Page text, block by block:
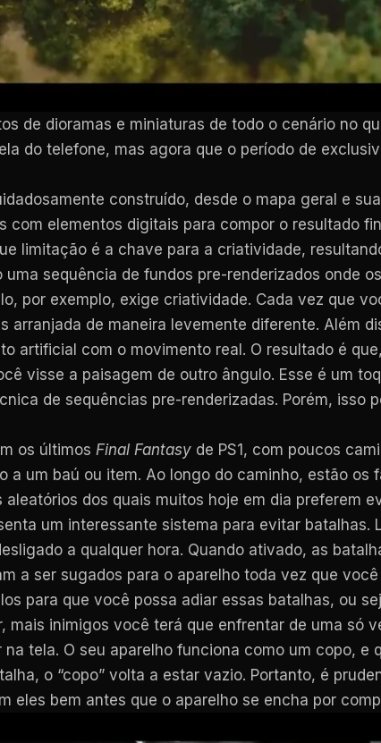
de dioramas e miniaturas de todo o cenário no
do telefone, mas agora que o período de
construído, desde o mapa geral e
com elementos digitais para compor o resultado
limitação é a chave para a criatividade,
sequência de fundos pre-renderizados onde
por exemplo, exige criatividade. Cada vez que
arranjada de maneira levemente diferente. Além
artificial com o movimento real. O resultado é
visse a paisagem de outro ângulo. Esse é um
de sequências pre-renderizadas. Porém, isso
os últimos Final Fantasy de PS1, com poucos
a um baú ou item. Ao longo do caminho, estão os
dos quais muitos hoje em dia preferem
um interessante sistema para evitar batalhas.
a qualquer hora. Quando ativado, as
a ser sugados para o aparelho toda vez que
para que você possa adiar essas batalhas, ou
inimigos você terá que enfrentar de uma só
tela. O seu aparelho funciona como um copo, e
o “copo” volta a estar vazio. Portanto, é
eles bem antes que o aparelho se encha por